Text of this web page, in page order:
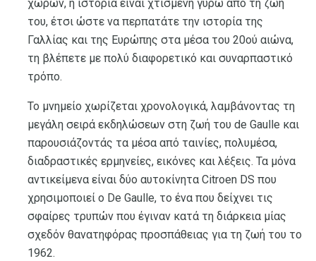
χώρων, η ιστορία είναι χτισμένη γύρω από τη ζωή
του, έτσι ώστε να περπατάτε την ιστορία της
Γαλλίας και της Ευρώπης στα μέσα του 20ού αιώνα,
τη βλέπετε με πολύ διαφορετικό και συναρπαστικό
τρόπο.
Το μνημείο χωρίζεται χρονολογικά, λαμβάνοντας τη
μεγάλη σειρά εκδηλώσεων στη ζωή του de Gaulle και
παρουσιάζοντάς τα μέσα από ταινίες, πολυμέσα,
διαδραστικές ερμηνείες, εικόνες και λέξεις. Τα μόνα
αντικείμενα είναι δύο αυτοκίνητα Citroen DS που
χρησιμοποιεί ο De Gaulle, το ένα που δείχνει τις
σφαίρες τρυπών που έγιναν κατά τη διάρκεια μίας
σχεδόν θανατηφόρας προσπάθειας για τη ζωή του το
1962.